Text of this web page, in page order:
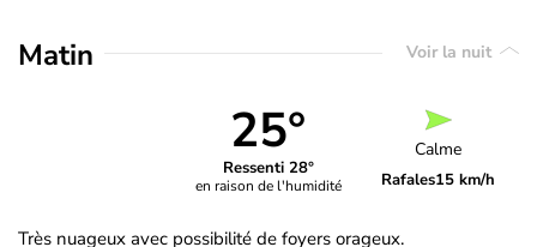
Matin Voir la nuit
25°
Ressenti 28°
en raison de l'humidité
Calme
Rafales15 km/h
Très nuageux avec possibilité de foyers orageux.